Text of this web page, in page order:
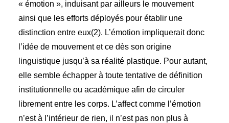
« émotion », induisant par ailleurs le mouvement
ainsi que les efforts déployés pour établir une
distinction entre eux(2). L’émotion impliquerait donc
l’idée de mouvement et ce dès son origine
linguistique jusqu’à sa réalité plastique. Pour autant,
elle semble échapper à toute tentative de définition
institutionnelle ou académique afin de circuler
librement entre les corps. L’affect comme l’émotion
n’est à l’intérieur de rien, il n’est pas non plus à